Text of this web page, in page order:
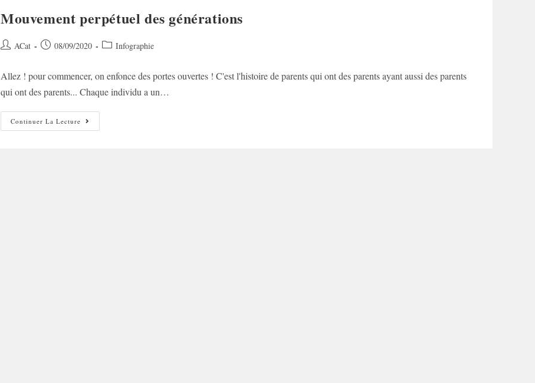
Mouvement perpétuel des générations
Auteur/autrice
publication :
ACat
Post 08/09/2020
Post Infographie
Allez ! pour commencer, on enfonce des portes ouvertes ! C'est l'histoire de parents qui ont des parents ayant aussi des parents
qui ont des parents... Chaque individu a un…
Continuer La Lecture Mouvement
Perpétuel